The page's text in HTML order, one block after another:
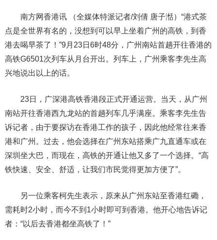
南方网香港讯 （全媒体特派记者/刘倩 唐子湉）“港式茶
点是全世界有名的，没想到可以早上坐着广州的高铁，到香
港去喝早茶了！”9月23日6时48分，广州南站首趟开往香港的
高铁G6501次列车从月台开出。列车上，广州乘客李先生高
兴地说出以上的话。
23日，广深港高铁香港段正式开通运营。当天，从广州
南站开往香港西九龙站的首趟列车几乎满座。乘客李先生告
诉记者，由于要探访在香港工作的孩子，因此他经常往来香
港和广州。过去，他会选择在广州东站搭乘广九直通车或在
深圳坐大巴，而现在，高铁的开通让他又多了一个选择。“高
铁快速、安全、舒适，让我们市民觉得更加方便了”。
另一位乘客柯先生表示，原来从广州东站至香港红磡，
需耗时2小时，而今不到1小时即可到香港。他开心地告诉记
者：“以后去香港都坐高铁了！”